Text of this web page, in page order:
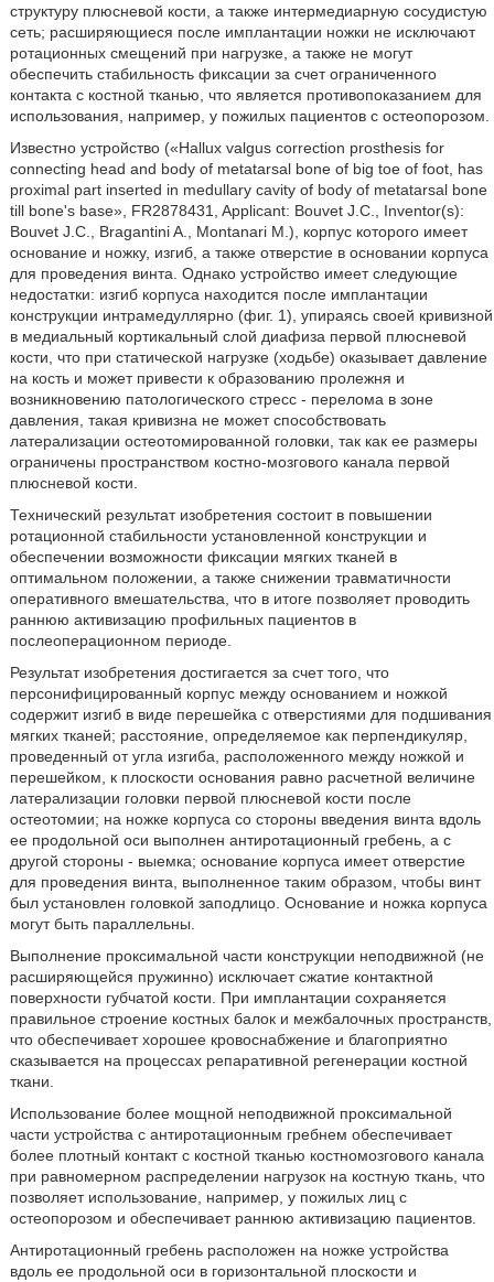
структуру плюсневой кости, а также интермедиарную сосудистую
сеть; расширяющиеся после имплантации ножки не исключают
ротационных смещений при нагрузке, а также не могут
обеспечить стабильность фиксации за счет ограниченного
контакта с костной тканью, что является противопоказанием для
использования, например, у пожилых пациентов с остеопорозом.
Известно устройство («Hallux valgus correction prosthesis for
connecting head and body of metatarsal bone of big toe of foot, has
proximal part inserted in medullary cavity of body of metatarsal bone
till bone's base», FR2878431, Applicant: Bouvet J.C., Inventor(s):
Bouvet J.C., Bragantini A., Montanari M.), корпус которого имеет
основание и ножку, изгиб, а также отверстие в основании корпуса
для проведения винта. Однако устройство имеет следующие
недостатки: изгиб корпуса находится после имплантации
конструкции интрамедуллярно (фиг. 1), упираясь своей кривизной
в медиальный кортикальный слой диафиза первой плюсневой
кости, что при статической нагрузке (ходьбе) оказывает давление
на кость и может привести к образованию пролежня и
возникновению патологического стресс - перелома в зоне
давления, такая кривизна не может способствовать
латерализации остеотомированной головки, так как ее размеры
ограничены пространством костно-мозгового канала первой
плюсневой кости.
Технический результат изобретения состоит в повышении
ротационной стабильности установленной конструкции и
обеспечении возможности фиксации мягких тканей в
оптимальном положении, а также снижении травматичности
оперативного вмешательства, что в итоге позволяет проводить
раннюю активизацию профильных пациентов в
послеоперационном периоде.
Результат изобретения достигается за счет того, что
персонифицированный корпус между основанием и ножкой
содержит изгиб в виде перешейка с отверстиями для подшивания
мягких тканей; расстояние, определяемое как перпендикуляр,
проведенный от угла изгиба, расположенного между ножкой и
перешейком, к плоскости основания равно расчетной величине
латерализации головки первой плюсневой кости после
остеотомии; на ножке корпуса со стороны введения винта вдоль
ее продольной оси выполнен антиротационный гребень, а с
другой стороны - выемка; основание корпуса имеет отверстие
для проведения винта, выполненное таким образом, чтобы винт
был установлен головкой заподлицо. Основание и ножка корпуса
могут быть параллельны.
Выполнение проксимальной части конструкции неподвижной (не
расширяющейся пружинно) исключает сжатие контактной
поверхности губчатой кости. При имплантации сохраняется
правильное строение костных балок и межбалочных пространств,
что обеспечивает хорошее кровоснабжение и благоприятно
сказывается на процессах репаративной регенерации костной
ткани.
Использование более мощной неподвижной проксимальной
части устройства с антиротационным гребнем обеспечивает
более плотный контакт с костной тканью костномозгового канала
при равномерном распределении нагрузок на костную ткань, что
позволяет использование, например, у пожилых лиц с
остеопорозом и обеспечивает раннюю активизацию пациентов.
Антиротационный гребень расположен на ножке устройства
вдоль ее продольной оси в горизонтальной плоскости и